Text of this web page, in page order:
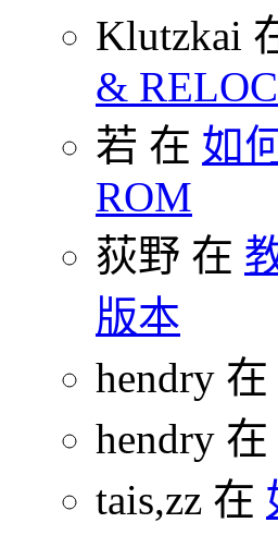
Klutzkai
&
若 在 如
ROM
荻野 在
版本
hendry 在
hendry 在
tais,zz 在